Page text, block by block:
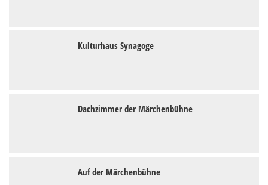
Kulturhaus Synagoge
Dachzimmer der Märchenbühne
Auf der Märchenbühne